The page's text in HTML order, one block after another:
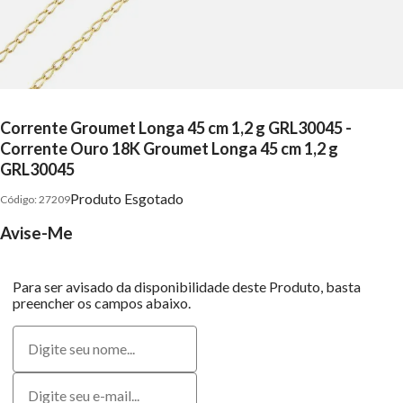
Corrente Groumet Longa 45 cm 1,2 g GRL30045 -
Corrente Ouro 18K Groumet Longa 45 cm 1,2 g
GRL30045
27209Produto Esgotado
Avise-Me
Para ser avisado da disponibilidade deste Produto, basta
preencher os campos abaixo.